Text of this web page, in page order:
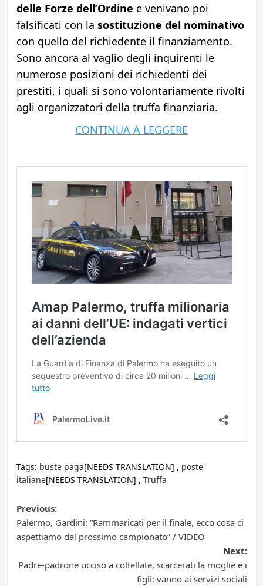
delle Forze dell’Ordine e venivano poi
falsificati con la sostituzione del nominativo
con quello del richiedente il finanziamento.
Sono ancora al vaglio degli inquirenti le
numerose posizioni dei richiedenti dei
prestiti, i quali si sono volontariamente rivolti
agli organizzatori della truffa finanziaria.
CONTINUA A LEGGERE
Tags: buste paga[NEEDS TRANSLATION] , poste
italiane[NEEDS TRANSLATION] , Truffa
Post
navigation
Previous:
Palermo, Gardini: “Rammaricati per il finale, ecco cosa ci
aspettiamo dal prossimo campionato” / VIDEO
Next:
Padre-padrone ucciso a coltellate, scarcerati la moglie e i
figli: vanno ai servizi sociali